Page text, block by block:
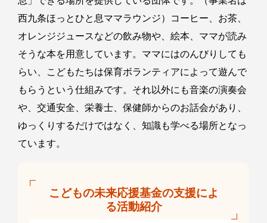
西九条ほっとひと息ママラウンジ）コーヒー、お茶、
オレンジジュースなどの飲み物や、絵本、ママが読み
そうな本を用意しています。ママにはのんびりしても
らい、こどもたちは保育ボランティアによって遊んで
もらうという仕組みです。それ以外にも音楽の演奏会
や、交通安全、栄養士、保健師からのお話会があり、
ゆっくりするだけではなく、知識も学べる場所となっ
ています。
こどもの未来応援基金の支援によ
る活動紹介